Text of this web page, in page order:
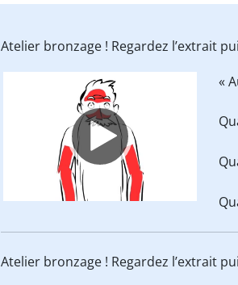
Atelier bronzage ! Regardez l’extrait
«
Atelier bronzage ! Regardez l’extrait